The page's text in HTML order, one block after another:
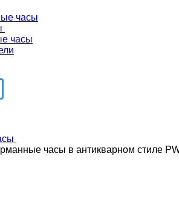
часы
часы
часы в антикварном стиле